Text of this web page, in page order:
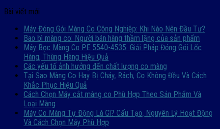
Bài viết mới
Máy Đóng Gói Màng Co Công Nghiệp: Khi Nào Nên Đầu Tư?
Bao bì màng co: Người bán hàng thầm lặng của sản phẩm
Máy Bọc Màng Co PE 5540-4535: Giải Pháp Đóng Gói Lốc
Hàng, Thùng Hàng Hiệu Quả
Các yếu tố ảnh hưởng đến chất lượng co màng
Tại Sao Màng Co Hay Bị Cháy, Rách, Co Không Đều Và Cách
Khắc Phục Hiệu Quả
Cách Chọn Máy cắt màng co Phù Hợp Theo Sản Phẩm Và
Loại Màng
Máy Co Màng Tự Động Là Gì? Cấu Tạo, Nguyên Lý Hoạt Động
Và Cách Chọn Máy Phù Hợp